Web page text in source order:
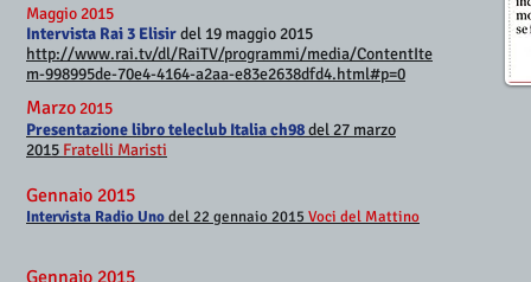
Maggio 2015
Intervista Rai 3 Elisirdel 19 maggio 2015
http://www.rai.tv/dl/RaiTV/programmi/media/ContentIte
m-998995de-70e4-4164-a2aa-e83e2638dfd4.html#p=0
Marzo 2015
Presentazione libro teleclub Italia ch98del 27 marzo
2015 Fratelli Maristi
Gennaio 2015
Intervista Radio Unodel 22 gennaio 2015 Voci del Mattino
Gennaio 2015